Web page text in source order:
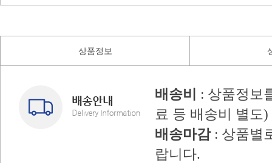
상품정보
배송비
: 상품정보
료 등 배송비 별도)
배송마감: 상품별
랍니다.